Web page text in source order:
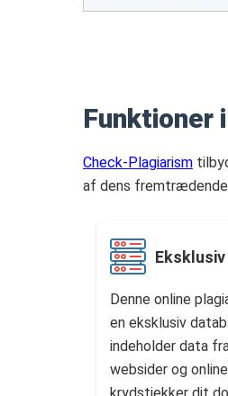
Funktioner
Check-Plagiarism
af dens
Denne online
en eksklusiv
indeholder data
websider og